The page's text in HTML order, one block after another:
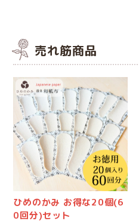
売れ筋商品
ひめのかみ お得な20個(6
0回分)セット